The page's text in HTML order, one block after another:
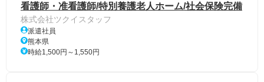
看護師・准看護師/特別養護老人ホーム/社会保険完備
株式会社ツクイスタッフ
派遣社員
熊本県
時給1,500円～1,550円